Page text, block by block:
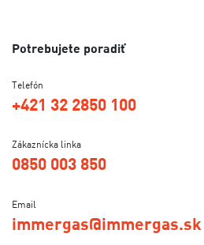
Potrebujete poradiť
Telefón
+421 32 2850 100
Zákaznícka linka
0850 003 850
Email
immergas@immergas.sk